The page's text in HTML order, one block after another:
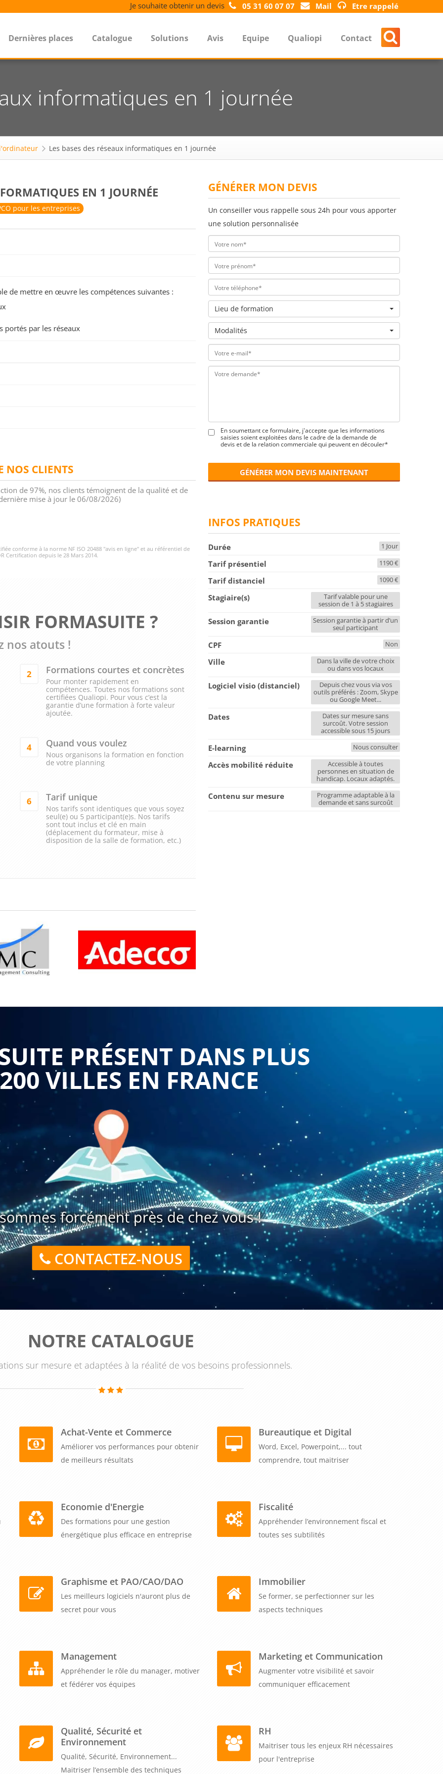
Je souhaite obtenir un devis 05 31 60 07 07 Mail Etre rappelé
Dernières places Catalogue Solutions Avis Equipe Qualiopi Contact
informatiques en 1 journée
Les bases des réseaux informatiques en 1 journée
EN 1 JOURNÉE
pour les entreprises
de mettre en œuvre les compétences suivantes :
portés par les réseaux
NOS CLIENTS
de 97%, nos clients témoignent de la qualité et de
mise à jour le 06/08/2026)
conforme à la norme NF ISO 20488 "avis en ligne" et au référentiel de
Certification depuis le 28 Mars 2014.
FORMASUITE ?
nos atouts !
2 Formations courtes et concrètes
Pour monter rapidement en
compétences. Toutes nos formations sont
certifiées Qualiopi. Pour vous c’est la
garantie d’une formation à forte valeur
ajoutée.
4 Quand vous voulez
Nous organisons la formation en fonction
de votre planning
6 Tarif unique
Nos tarifs sont identiques que vous soyez
seul(e) ou 5 participant(e)s. Nos tarifs
sont tout inclus et clé en main
(déplacement du formateur, mise à
disposition de la salle de formation, etc.)
GÉNÉRER MON DEVIS
Un conseiller vous rappelle sous 24h pour vous apporter
une solution personnalisée
Lieu de formation
Modalités
En soumettant ce formulaire, j'accepte que les informations
saisies soient exploitées dans le cadre de la demande de
devis et de la relation commerciale qui peuvent en découler*
GÉNÉRER MON DEVIS MAINTENANT
INFOS PRATIQUES
Durée 1 Jour
Tarif présentiel 1190 €
Tarif distanciel 1090 €
Stagiaire(s)
Tarif valable pour une
session de 1 à 5 stagiaires
Session garantie
Session garantie à partir d’un
seul participant
CPF Non
Ville
Dans la ville de votre choix
ou dans vos locaux
Logiciel visio (distanciel)
Depuis chez vous via vos
outils préférés : Zoom, Skype
ou Google Meet...
Dates
Dates sur mesure sans
surcoût. Votre session
accessible sous 15 jours
E-learning Nous consulter
Accès mobilité réduite
Accessible à toutes
personnes en situation de
handicap. Locaux adaptés.
Contenu sur mesure
Programme adaptable à la
demande et sans surcoût
PRÉSENT DANS PLUS
VILLES EN FRANCE
forcément près de chez vous !
CONTACTEZ-NOUS
NOTRE CATALOGUE
sur mesure et adaptées à la réalité de vos besoins professionnels.
Achat-Vente et Commerce
Améliorer vos performances pour obtenir
de meilleurs résultats
Bureautique et Digital
Word, Excel, Powerpoint,... tout
comprendre, tout maitriser
Economie d'Energie
Des formations pour une gestion
énergétique plus efficace en entreprise
Fiscalité
Appréhender l’environnement fiscal et
toutes ses subtilités
Graphisme et PAO/CAO/DAO
Les meilleurs logiciels n'auront plus de
secret pour vous
Immobilier
Se former, se perfectionner sur les
aspects techniques
Management
Appréhender le rôle du manager, motiver
et fédérer vos équipes
Marketing et Communication
Augmenter votre visibilité et savoir
communiquer efficacement
Qualité, Sécurité et
Environnement
Qualité, Sécurité, Environnement...
Maitriser l’ensemble des techniques
RH
Maitriser tous les enjeux RH nécessaires
pour l'entreprise